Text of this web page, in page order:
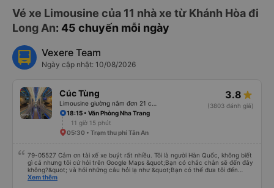
Vé xe Limousine của 11 nhà xe từ Khánh Hòa đi
Long An: 45 chuyến mỗi ngày
Vexere Team
Ngày cập nhật: 10/08/2026
Cúc Tùng 3.8
(3803 đánh giá)
18:15 • Văn Phòng Nha Trang
11 giờ 15 phút
05:30 • Trạm thu phí Tân An
79-05527 Cảm ơn tài xế xe buýt rất nhiều. Tôi là người Hàn Quốc, không biết
gì cả nhưng tôi cứ hỏi trên Google Maps &quot;Bạn có chắc chắn sẽ đến đây
không?&quot; và hỏi những câu hỏi lạ như &quot;Bạn có thể đưa tôi đến
khách sạn của chúng tôi không?&quot; Nhưng tài xế đã quan tâm. của mọi
Xem thêm